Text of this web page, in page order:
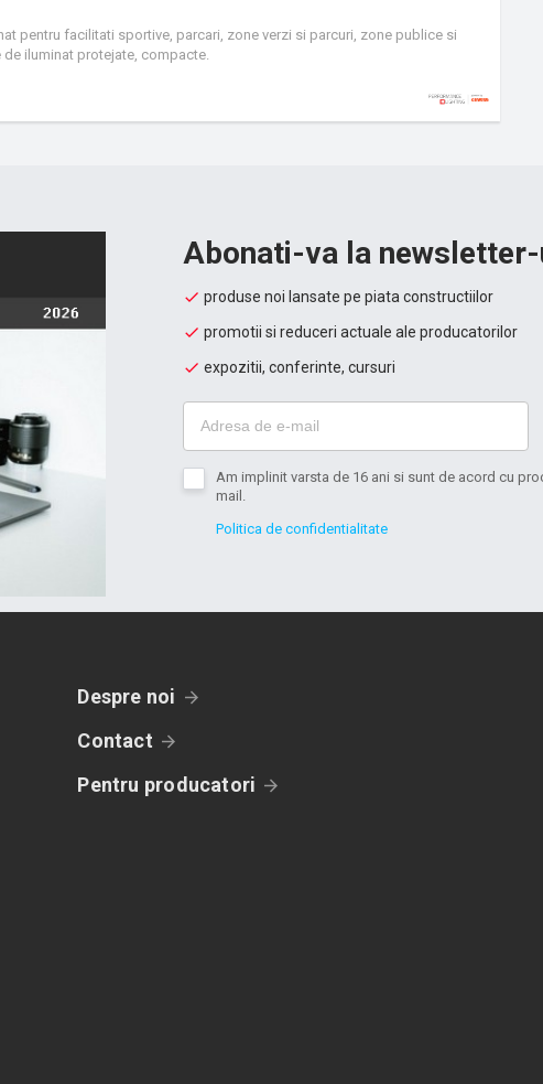
pentru facilitati sportive, parcari, zone verzi si parcuri, zone publice si
iluminat protejate, compacte.
Abonati-va la
produse noi lansate pe piata constructiilor
promotii si reduceri actuale ale producatorilor
expozitii, conferinte, cursuri
Am implinit varsta de 16 ani si sunt de acord cu
mail.
Politica de confidentialitate
Despre noi
Contact
Pentru producatori